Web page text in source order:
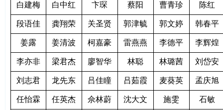
白建梅 白中红 卞琛 蔡阳 曹青珍 陈红
段语佳 龚翔荣 关圣贤 郭津毓 郭文婷 韩春平
姜露 姜清波 柯嘉豪 雷燕燕 李德平 李辉煌
李亦非 梁君杰 廖智华 林聪 林璐茜 刘岱安
刘志君 龙先东 吕佳瞳 吕茹霞 麦葵英 孟庆旭
任怡霖 任英杰 佘林蔚 沈大文 施雯 石敏